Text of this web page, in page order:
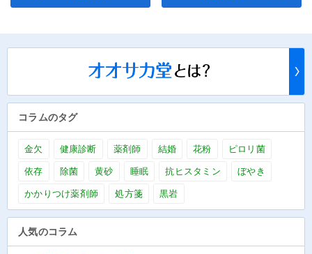
コラムのタグ
金欠 健康診断 薬剤師 結婚 花粉
ピロリ菌
依存
除菌 黄砂 睡眠 抗ヒスタミン
ぼやき
かかりつけ薬剤師
処方箋 黒岩
人気のコラム